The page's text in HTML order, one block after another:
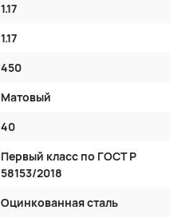
1.17
1.17
450
Матовый
40
Первый класс по ГОСТ P
58153/2018
Оцинкованная сталь